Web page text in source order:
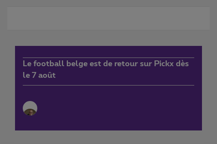
Le football belge est de retour sur Pickx dès
le 7 août